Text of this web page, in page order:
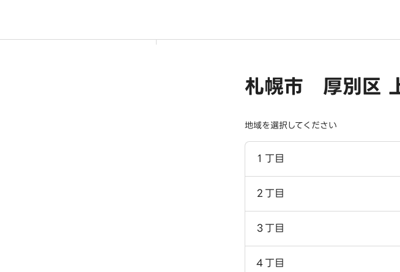
札幌市 厚別区
地域を選択してください
１丁目
２丁目
３丁目
４丁目